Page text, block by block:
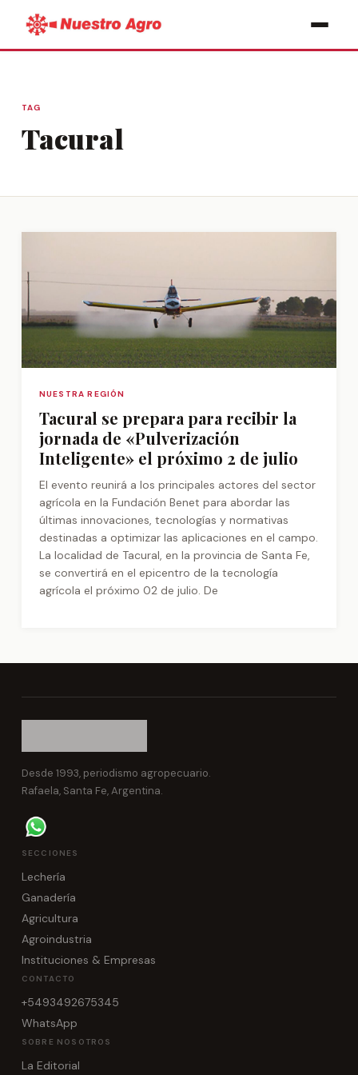
TAG
Tacural
NUESTRA REGIÓN
Tacural se prepara para recibir la
jornada de «Pulverización
Inteligente» el próximo 2 de julio
El evento reunirá a los principales actores del sector
agrícola en la Fundación Benet para abordar las
últimas innovaciones, tecnologías y normativas
destinadas a optimizar las aplicaciones en el campo.
La localidad de Tacural, en la provincia de Santa Fe,
se convertirá en el epicentro de la tecnología
agrícola el próximo 02 de julio. De
Desde 1993, periodismo agropecuario.
Rafaela, Santa Fe, Argentina.
SECCIONES
Lechería
Ganadería
Agricultura
Agroindustria
Instituciones & Empresas
CONTACTO
+5493492675345
WhatsApp
SOBRE NOSOTROS
La Editorial